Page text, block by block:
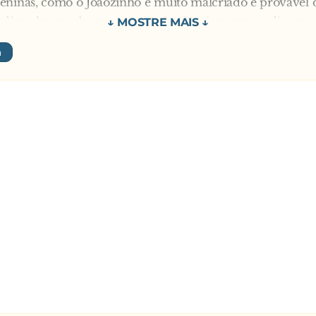
alguma das suas grosserias. Por isso, vou pedir que,
quando ele disser algo que nos pareça
imediatamente e saiam da aula.
com o plano. No dia seguinte, pergunta a